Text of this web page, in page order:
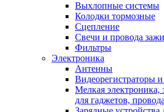
Выхлопные системы
Колодки тормозные
Сцепление
Свечи и провода
Фильтры
Электроника
Антенны
Видеорегистраторы
Мелкая электроника,
для гаджетов, провода